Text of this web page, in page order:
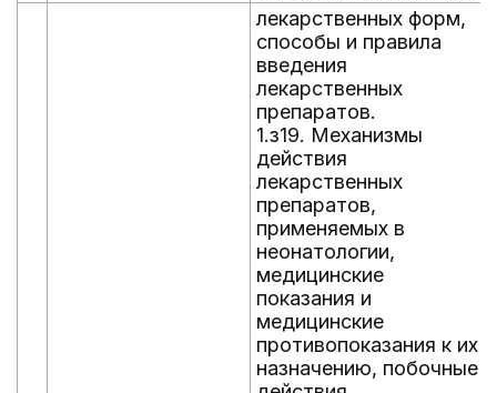
лекарственных форм,
способы и правила
введения
лекарственных
препаратов.
1.з19. Механизмы
действия
лекарственных
препаратов,
применяемых в
неонатологии,
медицинские
показания и
медицинские
противопоказания к их
назначению, побочные